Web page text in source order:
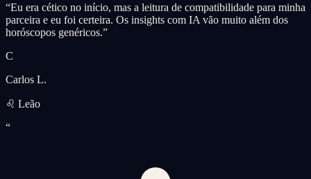
“Eu era cético no início, mas a leitura de compatibilidade para minha
parceira e eu foi certeira. Os insights com IA vão muito além dos
horóscopos genéricos.”
C
Carlos L.
♌ Leão
“